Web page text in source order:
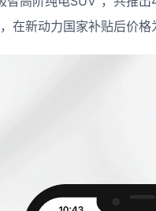
在新动力国家补贴后价格